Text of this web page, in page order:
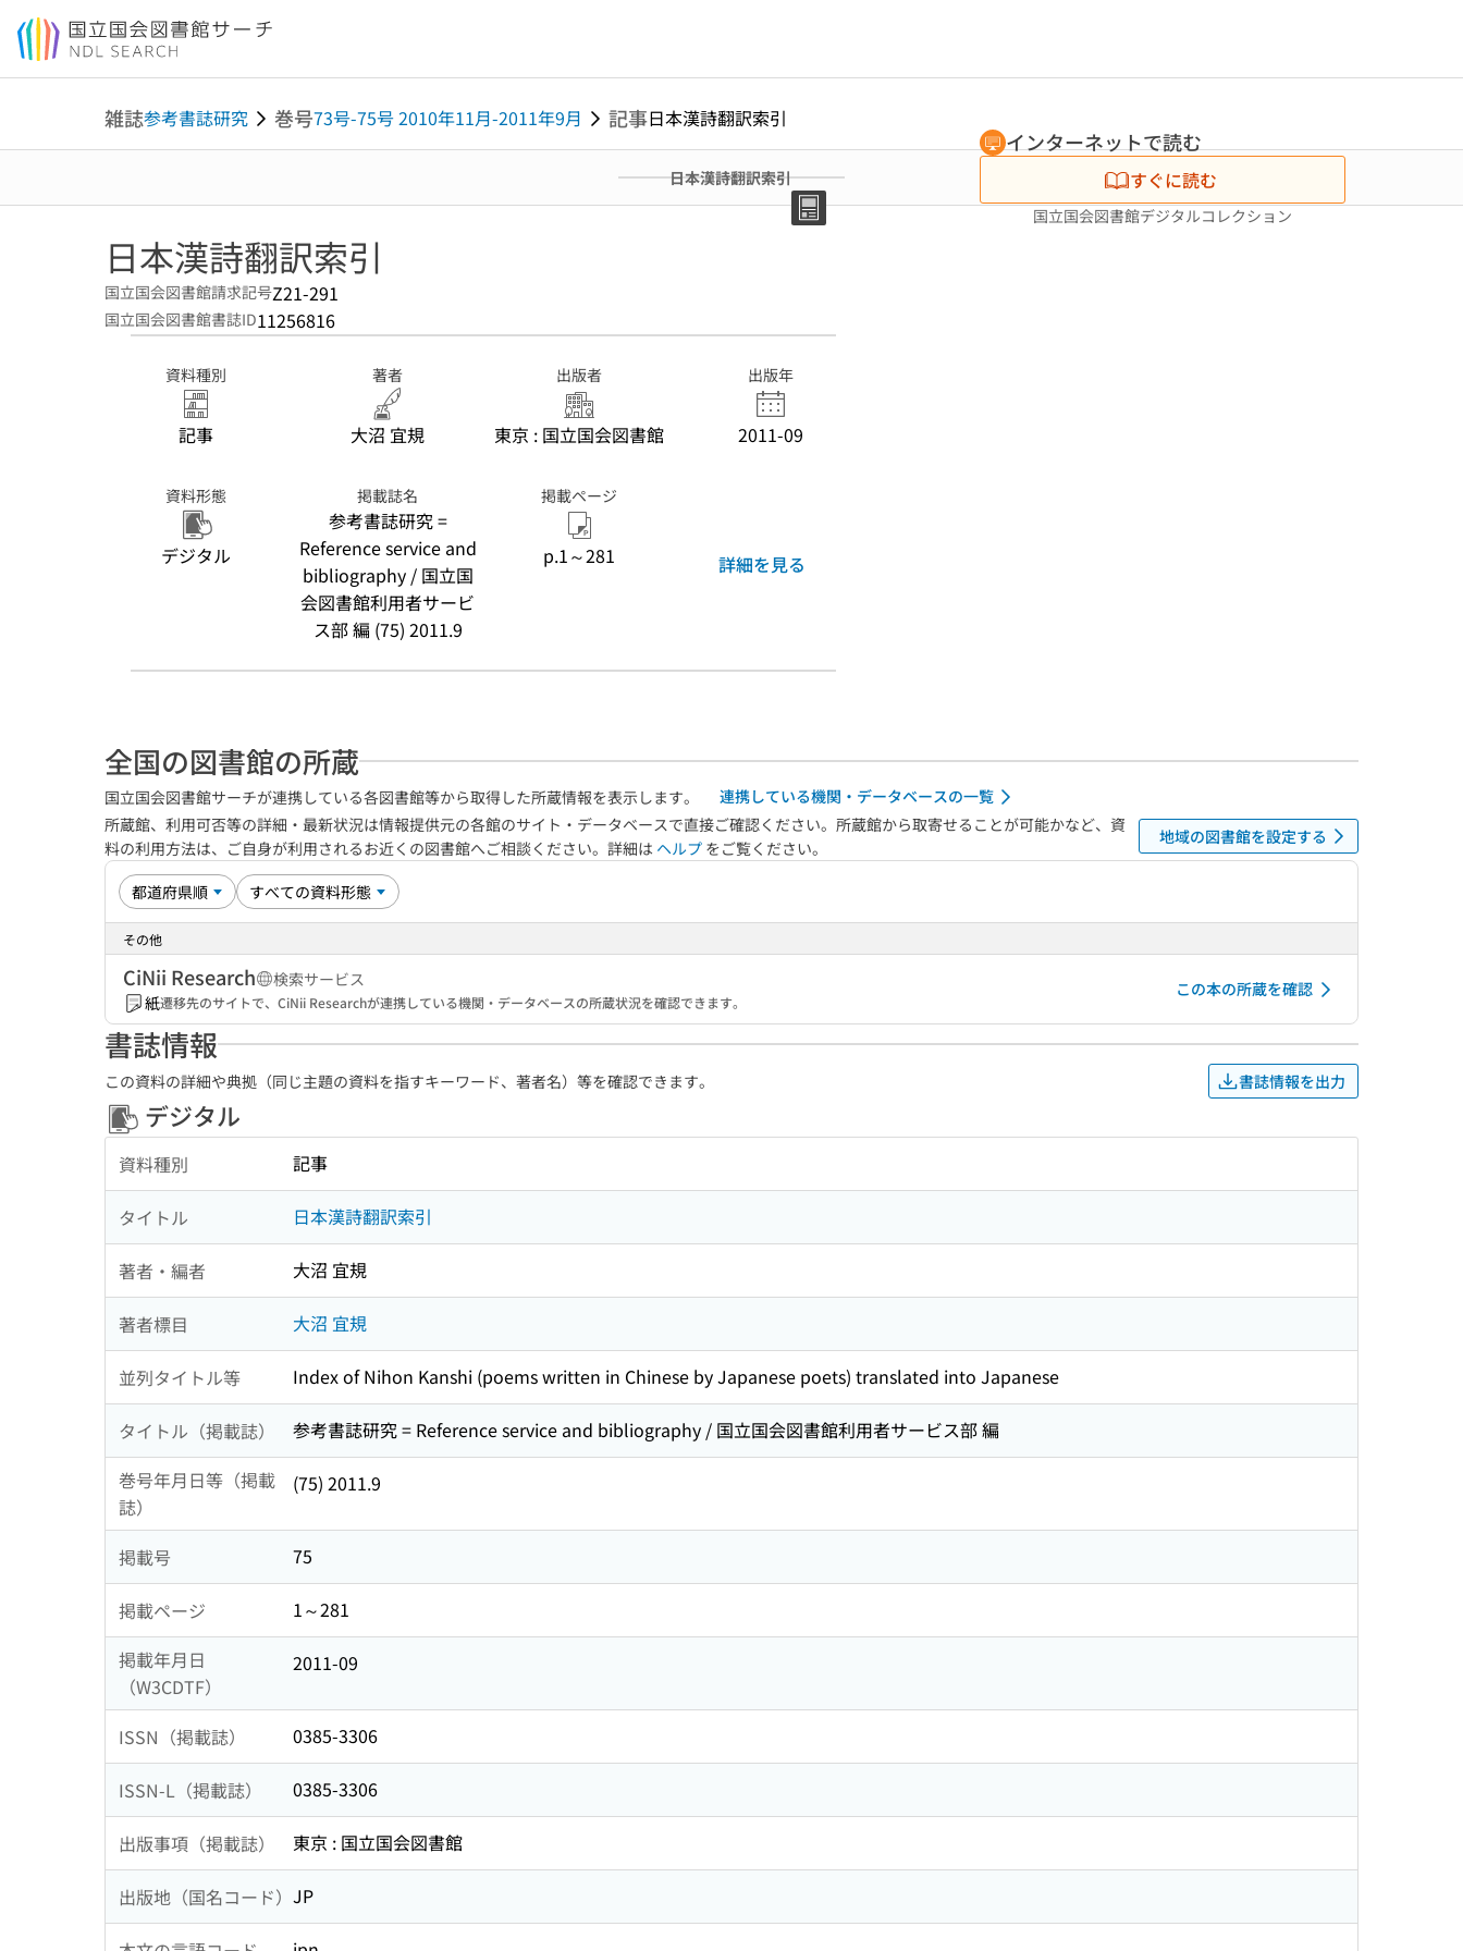
本文へ移動
雑誌参考書誌研究 巻号73号-75号 2010年11月-2011年9月 記事日本漢詩翻訳索引
日本漢詩翻訳索引
インターネットで読む
すぐに読む
国立国会図書館デジタルコレクション
日本漢詩翻訳索引
国立国会図書館請求記号Z21-291
国立国会図書館書誌ID11256816
資料種別
記事
著者
大沼 宜規
出版者
東京 : 国立国会図書館
出版年
2011-09
資料形態
デジタル
掲載誌名
参考書誌研究 =
Reference service and
bibliography / 国立国
会図書館利用者サービ
ス部 編 (75) 2011.9
掲載ページ
p.1～281 詳細を見る
全国の図書館の所蔵
国立国会図書館サーチが連携している各図書館等から取得した所蔵情報を表示します。
連携している機関・データベースの一覧
所蔵館、利用可否等の詳細・最新状況は情報提供元の各館のサイト・データベースで直接ご確認ください。所蔵館から取寄せることが可能かなど、資
料の利用方法は、ご自身が利用されるお近くの図書館へご相談ください。詳細は ヘルプ をご覧ください。
地域の図書館を設定する
その他
CiNii Research
検索サービス
紙遷移先のサイトで、CiNii Researchが連携している機関・データベースの所蔵状況を確認できます。
この本の所蔵を確認
書誌情報
この資料の詳細や典拠（同じ主題の資料を指すキーワード、著者名）等を確認できます。 書誌情報を出力
デジタル
資料種別 記事
タイトル 日本漢詩翻訳索引
著者・編者 大沼 宜規
著者標目 大沼 宜規
並列タイトル等 Index of Nihon Kanshi (poems written in Chinese by Japanese poets) translated into Japanese
タイトル（掲載誌）
参考書誌研究 = Reference service and bibliography / 国立国会図書館利用者サービス部 編
巻号年月日等（掲載
誌）
(75) 2011.9
掲載号 75
掲載ページ
1～281
掲載年月日
（W3CDTF）
2011-09
ISSN（掲載誌） 0385-3306
ISSN-L（掲載誌） 0385-3306
出版事項（掲載誌） 東京 : 国立国会図書館
出版地（国名コード） JP